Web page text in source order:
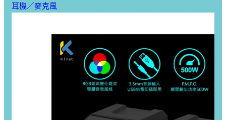
耳機／麥克風